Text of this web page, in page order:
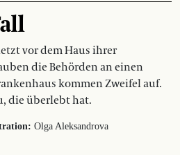
vor dem Haus ihrer
die Behörden an einen
kommen Zweifel auf.
die überlebt hat.
Olga Aleksandrova